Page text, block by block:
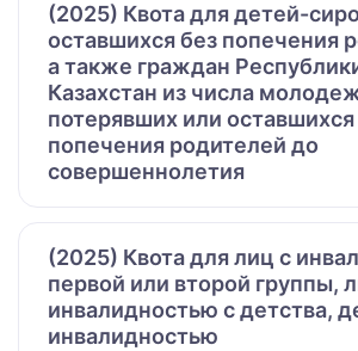
(2025) Квота для детей-
оставшихся без попечения
а также граждан
Казахстан из числа
потерявших или оставшихся
попечения родителей до
совершеннолетия
(2025) Квота для лиц с
первой или второй группы,
инвалидностью с детства,
инвалидностью